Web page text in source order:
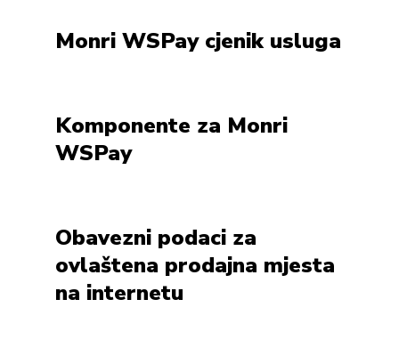
Monri WSPay cjenik usluga
Komponente za Monri
WSPay
Obavezni podaci za
ovlaštena prodajna mjesta
na internetu